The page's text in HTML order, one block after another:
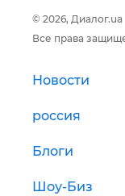
© 2026, Диалог.ua
Все права
Новости
россия
Блоги
Шоу-Биз